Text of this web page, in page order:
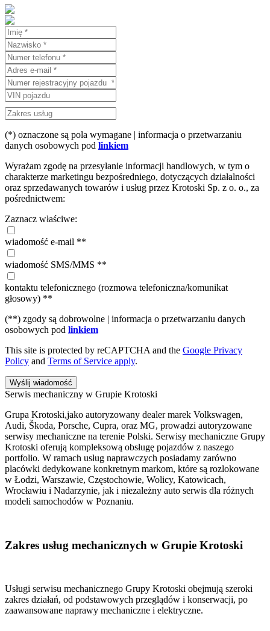
(*) oznaczone są pola wymagane | informacja o przetwarzaniu
danych osobowych pod linkiem
Wyrażam zgodę na przesyłanie informacji handlowych, w tym o
charakterze marketingu bezpośredniego, dotyczących działalności
oraz sprzedawanych towarów i usług przez Krotoski Sp. z o. o., za
pośrednictwem:
Zaznacz właściwe:
wiadomość e-mail **
wiadomość SMS/MMS **
kontaktu telefonicznego (rozmowa telefoniczna/komunikat
głosowy) **
(**) zgody są dobrowolne | informacja o przetwarzaniu danych
osobowych pod linkiem
This site is protected by reCAPTCHA and the Google Privacy
Policy and Terms of Service apply.
Wyślij wiadomość
Serwis mechaniczny w Grupie Krotoski
Grupa Krotoski,jako autoryzowany dealer marek Volkswagen,
Audi, Škoda, Porsche, Cupra, oraz MG, prowadzi autoryzowane
serwisy mechaniczne na terenie Polski. Serwisy mechaniczne Grupy
Krotoski oferują kompleksową obsługę pojazdów z naszego
portfolio. W ramach usług naprawczych posiadamy zarówno
placówki dedykowane konkretnym markom, które są rozlokowane
w Łodzi, Warszawie, Częstochowie, Wolicy, Katowicach,
Wrocławiu i Nadarzynie, jak i niezależny auto serwis dla różnych
modeli samochodów w Poznaniu.
Zakres usług mechanicznych w Grupie Krotoski
Usługi serwisu mechanicznego Grupy Krotoski obejmują szeroki
zakres działań, od podstawowych przeglądów i konserwacji, po
zaawansowane naprawy mechaniczne i elektryczne.